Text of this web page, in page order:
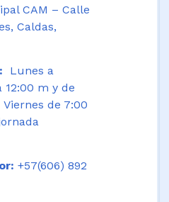
CAM – Calle
Caldas,
Lunes a
12:00 m y de
de 7:00
+57(606) 892